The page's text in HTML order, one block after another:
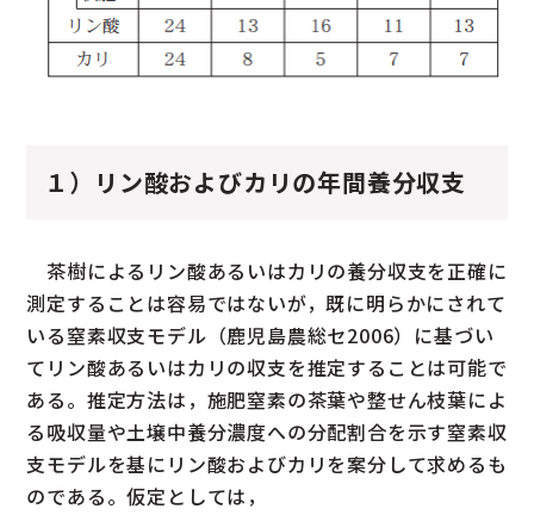
１）リン酸およびカリの年間養分収支
茶樹によるリン酸あるいはカリの養分収支を正確に
測定することは容易ではないが，既に明らかにされて
いる窒素収支モデル（鹿児島農総セ2006）に基づい
てリン酸あるいはカリの収支を推定することは可能で
ある。推定方法は，施肥窒素の茶葉や整せん枝葉によ
る吸収量や土壌中養分濃度への分配割合を示す窒素収
支モデルを基にリン酸およびカリを案分して求めるも
のである。仮定としては，